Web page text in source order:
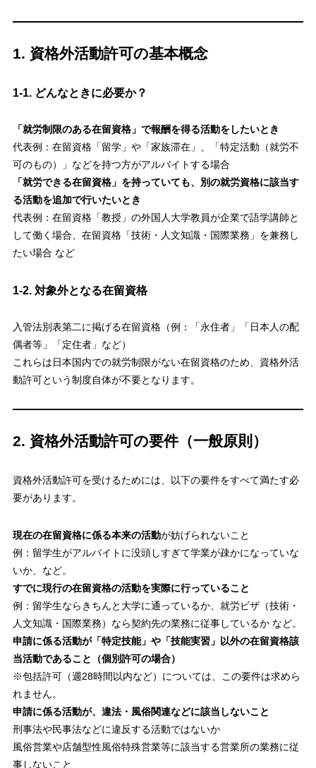
1. 資格外活動許可の基本概念
1-1. どんなときに必要か？
「就労制限のある在留資格」で報酬を得る活動をしたいとき
代表例：在留資格「留学」や「家族滞在」、「特定活動（就労不
可のもの）」などを持つ方がアルバイトする場合
「就労できる在留資格」を持っていても、別の就労資格に該当す
る活動を追加で行いたいとき
代表例：在留資格「教授」の外国人大学教員が企業で語学講師と
して働く場合、在留資格「技術・人文知識・国際業務」を兼務し
たい場合 など
1-2. 対象外となる在留資格
入管法別表第二に掲げる在留資格（例：「永住者」「日本人の配
偶者等」「定住者」など）
これらは日本国内での就労制限がない在留資格のため、資格外活
動許可という制度自体が不要となります。
2. 資格外活動許可の要件（一般原則）
資格外活動許可を受けるためには、以下の要件をすべて満たす必
要があります。
現在の在留資格に係る本来の活動が妨げられないこと
例：留学生がアルバイトに没頭しすぎて学業が疎かになっていな
いか、など。
すでに現行の在留資格の活動を実際に行っていること
例：留学生ならきちんと大学に通っているか、就労ビザ（技術・
人文知識・国際業務）なら契約先の業務に従事しているか など。
申請に係る活動が「特定技能」や「技能実習」以外の在留資格該
当活動であること（個別許可の場合）
※包括許可（週28時間以内など）については、この要件は求めら
れません。
申請に係る活動が、違法・風俗関連などに該当しないこと
刑事法や民事法などに違反する活動ではないか
風俗営業や店舗型性風俗特殊営業等に該当する営業所の業務に従
事しないこと